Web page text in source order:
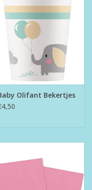
Olifant Bekertjes